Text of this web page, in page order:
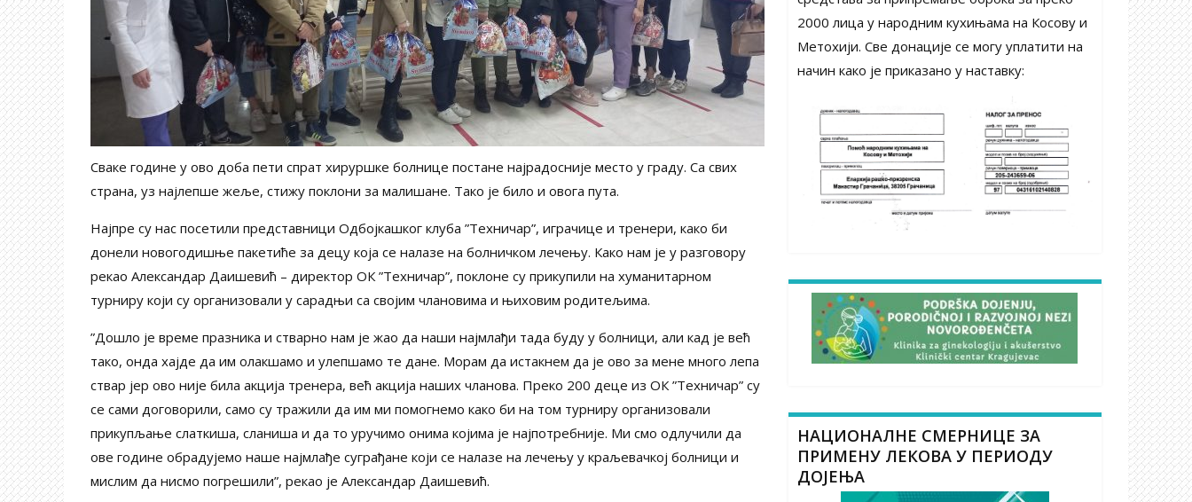
Сваке године у ово доба пети спрат хируршке болнице постане најрадосније место у граду. Са свих
страна, уз најлепше жеље, стижу поклони за малишане. Тако је било и овога пута.
Најпре су нас посетили представници Одбојкашког клуба ”Техничар”, играчице и тренери, како би
донели новогодишње пакетиће за децу која се налазе на болничком лечењу. Како нам је у разговору
рекао Александар Даишевић – директор ОК ”Техничар”, поклоне су прикупили на хуманитарном
турниру који су организовали у сарадњи са својим члановима и њиховим родитељима.
”Дошло је време празника и стварно нам је жао да наши најмлађи тада буду у болници, али кад је већ
тако, онда хајде да им олакшамо и улепшамо те дане. Морам да истакнем да је ово за мене много лепа
ствар јер ово није била акција тренера, већ акција наших чланова. Преко 200 деце из ОК ”Техничар” су
се сами договорили, само су тражили да им ми помогнемо како би на том турниру организовали
прикупљање слаткиша, сланиша и да то уручимо онима којима је најпотребније. Ми смо одлучили да
ове године обрадујемо наше најмлађе суграђане који се налазе на лечењу у краљевачкој болници и
мислим да нисмо погрешили”, рекао је Александар Даишевић.
2000 лица у народним кухињама на Косову и
Метохији. Све донације се могу уплатити на
начин како је приказано у наставку:
НАЦИОНАЛНЕ СМЕРНИЦЕ ЗА
ПРИМЕНУ ЛЕКОВА У ПЕРИОДУ
ДОЈЕЊА